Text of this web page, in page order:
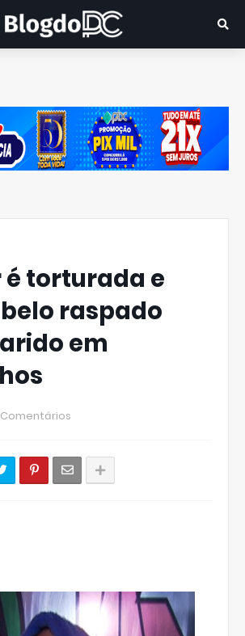
é torturada e
raspado
em